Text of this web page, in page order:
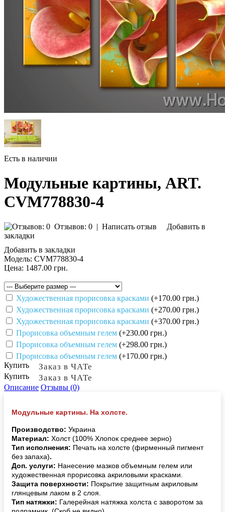
Есть в наличии
Модульные картины, ART.
CVM778830-4
Отзывов: 0 | Написать отзыв
Добавить в
закладки
Добавить в закладки
Модель: CVM778830-4
Цена: 1487.00 грн.
Художественная прорисовка красками (+170.00 грн.)
Художественная прорисовка красками (+270.00 грн.)
Художественная прорисовка красками (+370.00 грн.)
Прорисовка объемным гелем (+230.00 грн.)
Прорисовка объемным гелем (+298.00 грн.)
Прорисовка объемным гелем (+170.00 грн.)
Купить
Заказ в ЧАТе
Купить Заказ в ЧАТе
Описание Отзывы (0)
Модульные картины. На холсте.
Производство: Украина
Материал: Холст (100% Хлопок среднее зерно)
Тип исполнения: Печать на холсте (фирменный пигмент
без запаха).
Доп. услуги: Нанесение мазков объемным гелем или
художественная прорисовка акриловыми красками.
Защита поверхности: Покрытие защитным акриловым
глянцевым лаком в 2 слоя.
Тип натяжки: Галерейная натяжка холста с заворотом за